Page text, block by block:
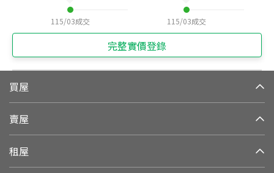
115/03成交 115/03成交
完整實價登錄
買屋
賣屋
租屋